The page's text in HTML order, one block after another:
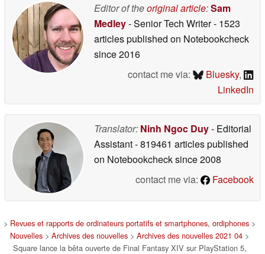
Editor of theoriginal article:Sam
Medley- Senior Tech Writer- 1523
articles published on Notebookcheck
since 2016
contact me via:
Bluesky,
LinkedIn
Translator: Ninh Ngoc Duy- Editorial
Assistant- 819461 articles published
on Notebookchecksince 2008
contact me via:
Facebook
> Revues et rapports de ordinateurs portatifs et smartphones, ordiphones >
Nouvelles > Archives des nouvelles > Archives des nouvelles 2021 04 >
Square lance la bêta ouverte de Final Fantasy XIV sur PlayStation 5,